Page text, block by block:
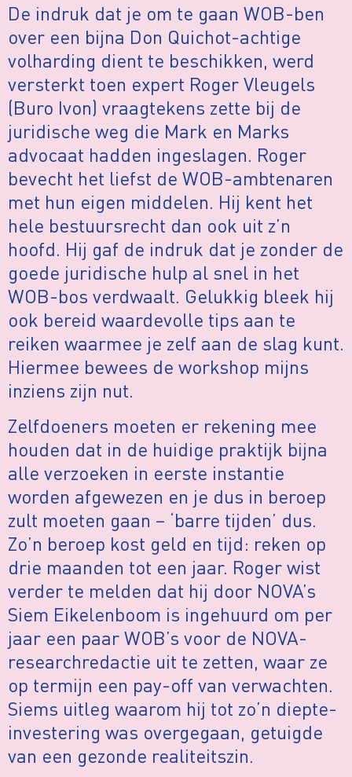
De indruk dat je om te gaan WOB-ben
over een bijna Don Quichot-achtige
volharding dient te beschikken, werd
versterkt toen expert Roger Vleugels
(Buro Ivon) vraagtekens zette bij de
juridische weg die Mark en Marks
advocaat hadden ingeslagen. Roger
bevecht het liefst de WOB-ambtenaren
met hun eigen middelen. Hij kent het
hele bestuursrecht dan ook uit z’n
hoofd. Hij gaf de indruk dat je zonder de
goede juridische hulp al snel in het
WOB-bos verdwaalt. Gelukkig bleek hij
ook bereid waardevolle tips aan te
reiken waarmee je zelf aan de slag kunt.
Hiermee bewees de workshop mijns
inziens zijn nut.
Zelfdoeners moeten er rekening mee
houden dat in de huidige praktijk bijna
alle verzoeken in eerste instantie
worden afgewezen en je dus in beroep
zult moeten gaan – ‘barre tijden’ dus.
Zo’n beroep kost geld en tijd: reken op
drie maanden tot een jaar. Roger wist
verder te melden dat hij door NOVA’s
Siem Eikelenboom is ingehuurd om per
jaar een paar WOB’s voor de NOVA-
researchredactie uit te zetten, waar ze
op termijn een pay-off van verwachten.
Siems uitleg waarom hij tot zo’n diepte-
investering was overgegaan, getuigde
van een gezonde realiteitszin.